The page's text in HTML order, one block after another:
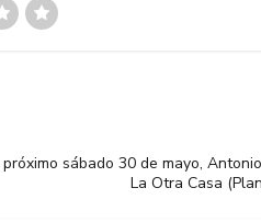
próximo sábado 30 de mayo,
La Otra Casa